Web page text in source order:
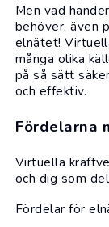
Men vad
behöver, även
elnätet!
många olika
på så sätt
och effektiv.
Fördelarna
Virtuella
och dig som
Fördelar för